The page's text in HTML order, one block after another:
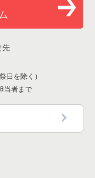
先
日を除く）
当者まで